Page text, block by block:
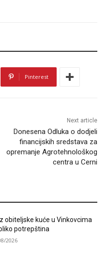
Pinterest
Next article
Donesena Odluka o dodjeli
financijskih sredstava za
opremanje Agrotehnološkog
centra u Cerni
obiteljske kuće u Vinkovcima
potrepština
2026